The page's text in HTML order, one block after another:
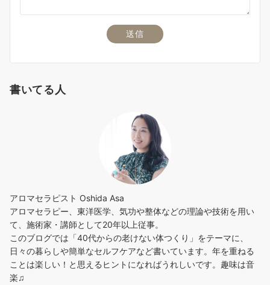
書いてる人
アロマセラピスト Oshida Asa
アロマセラピー、東洋医学、気功や整体などの理論や技術を用い
て、施術家・講師として20年以上従事。
このブログでは「40代からの老けない体つくり」をテーマに、
日々の暮らしや簡単なセルフケアなど書いています。年を重ねる
ことは楽しい！と思えるヒントになればうれしいです。趣味は音
楽♫